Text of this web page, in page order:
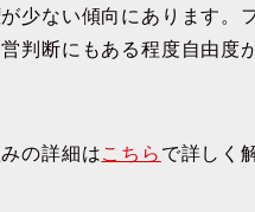
少ない傾向にあります。
判断にもある程度自由度
の詳細はこちら で詳しく